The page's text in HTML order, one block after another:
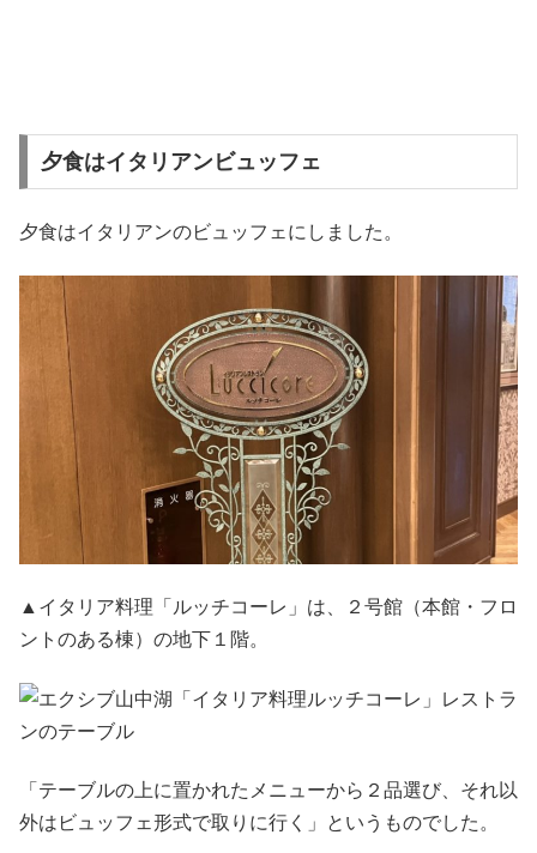
夕食はイタリアンビュッフェ
夕食はイタリアンのビュッフェにしました。
▲イタリア料理「ルッチコーレ」は、２号館（本館・フロ
ントのある棟）の地下１階。
「テーブルの上に置かれたメニューから２品選び、それ以
外はビュッフェ形式で取りに行く」というものでした。